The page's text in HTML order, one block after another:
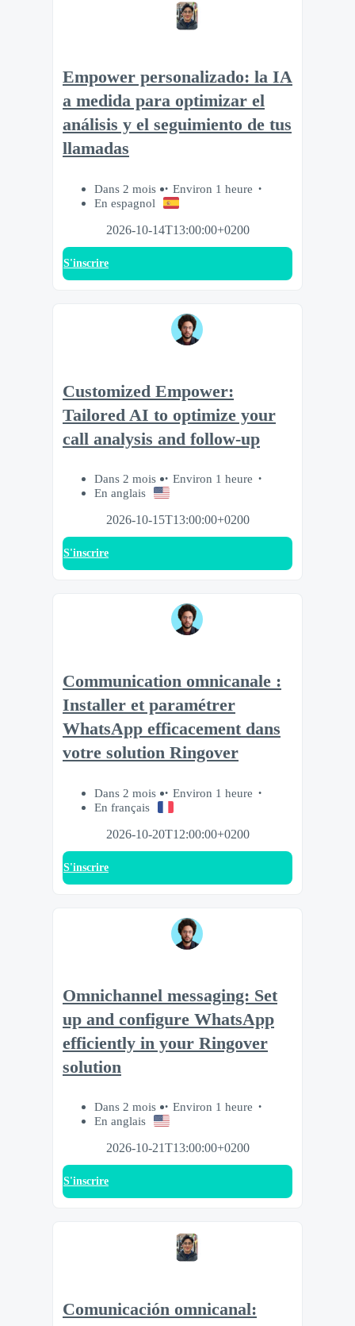
Empower personalizado: la IA
a medida para optimizar el
análisis y el seguimiento de tus
llamadas
Dans 2 mois
Environ 1 heure
En espagnol
2026-10-14T13:00:00+0200
S'inscrire
Customized Empower:
Tailored AI to optimize your
call analysis and follow-up
Dans 2 mois
Environ 1 heure
En anglais
2026-10-15T13:00:00+0200
S'inscrire
Communication omnicanale :
Installer et paramétrer
WhatsApp efficacement dans
votre solution Ringover
Dans 2 mois
Environ 1 heure
En français
2026-10-20T12:00:00+0200
S'inscrire
Omnichannel messaging: Set
up and configure WhatsApp
efficiently in your Ringover
solution
Dans 2 mois
Environ 1 heure
En anglais
2026-10-21T13:00:00+0200
S'inscrire
Comunicación omnicanal: